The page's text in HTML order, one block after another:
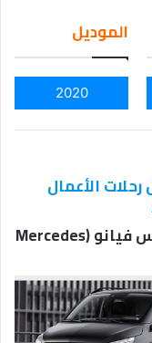
الموديل
2020
الأعمال
الفخامة والدقة تجربة تأجير مرسيدس فيانو (Mercedes